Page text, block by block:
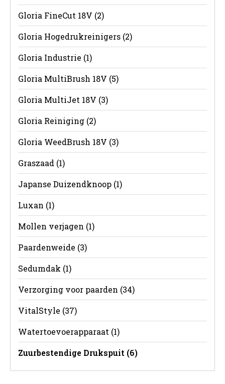
Gloria FineCut 18V (2)
Gloria Hogedrukreinigers (2)
Gloria Industrie (1)
Gloria MultiBrush 18V (5)
Gloria MultiJet 18V (3)
Gloria Reiniging (2)
Gloria WeedBrush 18V (3)
Graszaad (1)
Japanse Duizendknoop (1)
Luxan (1)
Mollen verjagen (1)
Paardenweide (3)
Sedumdak (1)
Verzorging voor paarden (34)
VitalStyle (37)
Watertoevoerapparaat (1)
Zuurbestendige Drukspuit (6)